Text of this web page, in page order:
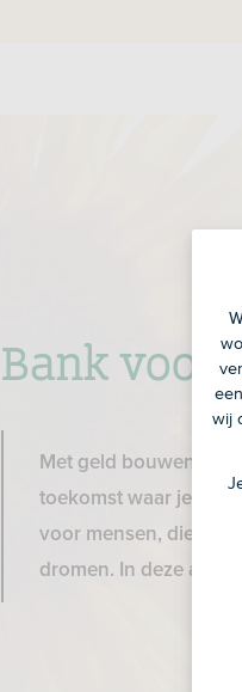
Bank voor
Met geld bouwen we
toekomst waar je
voor mensen, dieren
dromen. In deze
wij